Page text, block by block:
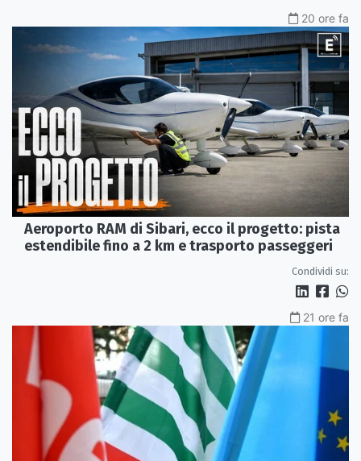
20 ore fa
Aeroporto RAM di Sibari, ecco il progetto: pista
estendibile fino a 2 km e trasporto passeggeri
Condividi su:
21 ore fa